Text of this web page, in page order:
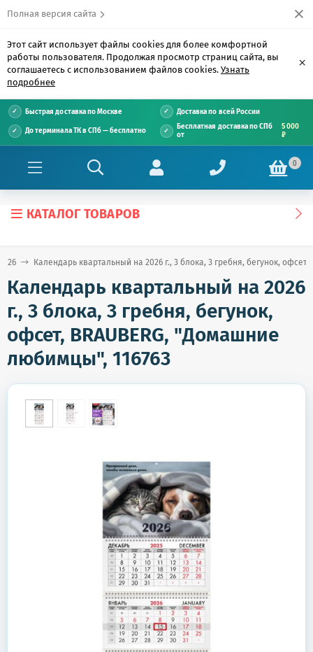
Полная версия сайта
Этот сайт использует файлы cookies для более комфортной
работы пользователя. Продолжая просмотр страниц сайта, вы
соглашаетесь с использованием файлов cookies. Узнать
подробнее
×
Быстрая доставка по Москве Доставка по всей России
До терминала ТК в СПб — бесплатно
Бесплатная доставка по СПб
от
5 000
₽
0
КАТАЛОГ ТОВАРОВ
Календарь квартальный на 2026 г., 3 блока, 3 гребня, бегунок,
Календарь квартальный на 2026
г., 3 блока, 3 гребня, бегунок,
офсет, BRAUBERG, "Домашние
любимцы", 116763